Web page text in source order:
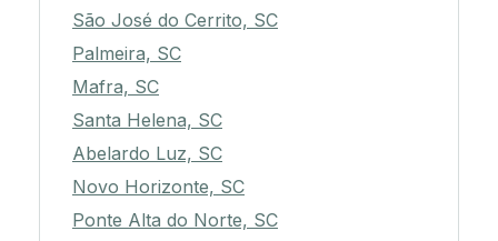
São José do Cerrito, SC
Palmeira, SC
Mafra, SC
Santa Helena, SC
Abelardo Luz, SC
Novo Horizonte, SC
Ponte Alta do Norte, SC